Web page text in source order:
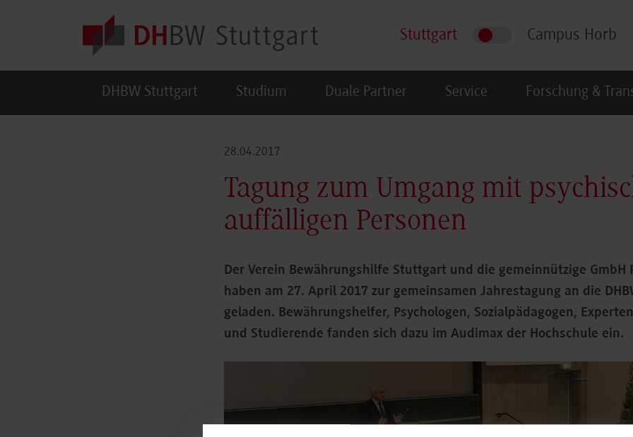
Stuttgart Campus Horb
DHBW Stuttgart Studium Duale Partner Service Forschung &
28.04.2017
Tagung zum Umgang mit
auffälligen Personen
Der Verein Bewährungshilfe Stuttgart und die gemeinnützige GmbH
haben am 27. April 2017 zur gemeinsamen Jahrestagung an die
geladen. Bewährungshelfer, Psychologen, Sozialpädagogen,
und Studierende fanden sich dazu im Audimax der Hochschule ein.